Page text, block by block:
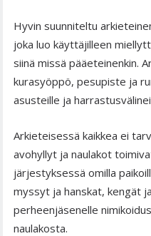
Hyvin suunniteltu
joka luo käyttäjilleen
siinä missä pääeteinenkin.
kurasyöppö, pesupiste ja
asusteille ja
Arkieteisessä kaikkea ei
avohyllyt ja naulakot
järjestyksessä omilla
myssyt ja hanskat, kengät
perheenjäsenelle
naulakosta.